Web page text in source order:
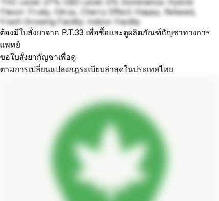
THC Level: 27% CBD Level: 0% Dominance: Hybrid
Flavor: Fruity, Citrus, Cherry Effect: Happy, Relaxed,
Fresh Growing Facility: Indoor Facility
ต้องมีใบสั่งยาจาก P.T.33 เพื่อซื้อและดูผลิตภัณฑ์กัญชาทางการ
แพทย์
ขอใบสั่งยากัญชาเพื่อดู
ตามการเปลี่ยนแปลงกฎระเบียบล่าสุดในประเทศไทย